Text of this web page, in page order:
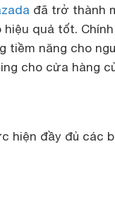
đã trở thành
quả tốt.
tiềm năng cho
cho cửa hàng
hiện đầy đủ các